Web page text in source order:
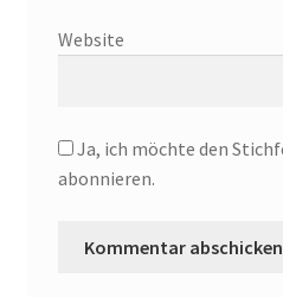
Website
Ja, ich möchte den
abonnieren.